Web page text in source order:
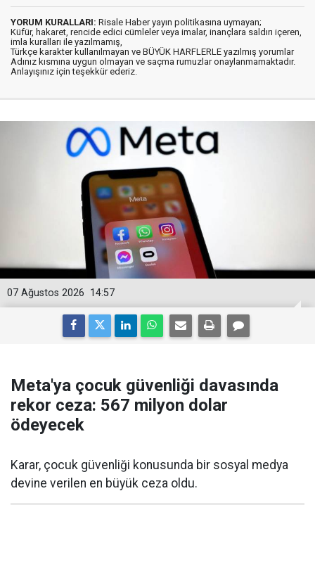
YORUM KURALLARI: Risale Haber yayın politikasına uymayan;
Küfür, hakaret, rencide edici cümleler veya imalar, inançlara saldırı içeren,
imla kuralları ile yazılmamış,
Türkçe karakter kullanılmayan ve BÜYÜK HARFLERLE yazılmış yorumlar
Adınız kısmına uygun olmayan ve saçma rumuzlar onaylanmamaktadır.
Anlayışınız için teşekkür ederiz.
14:57
07 Ağustos 2026
Meta'ya çocuk güvenliği davasında
rekor ceza: 567 milyon dolar
ödeyecek
Karar, çocuk güvenliği konusunda bir sosyal medya
devine verilen en büyük ceza oldu.